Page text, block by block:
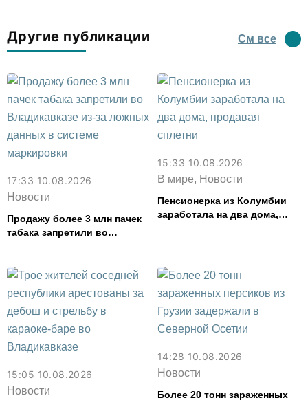
Другие публикации См все
17:33 10.08.2026
Новости
Продажу более 3 млн пачек
табака запретили во
маркировки
15:33 10.08.2026
В мире, Новости
Пенсионерка из Колумбии
заработала на два дома,
15:05 10.08.2026
Новости
14:28 10.08.2026
Новости
Более 20 тонн зараженных